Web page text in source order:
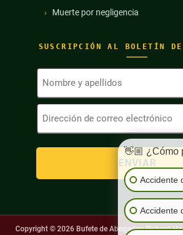
SUSCRIPCIÓN AL BOLETÍN
Nombre
apellidos
Dirección
de
correo
(Obligatorio)
Muerte por negligencia
Copyright © 2026Bufete de Abogados Richard
👋🏼 ¿Cómo
Accidente
Accidente